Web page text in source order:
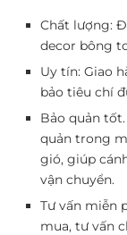
Chất lượng:
decor bông
Uy tín: Giao
bảo tiêu chí
Bảo quản
quản trong
gió, giúp
vận chuyển.
Tư vấn miễn
mua, tư vấn